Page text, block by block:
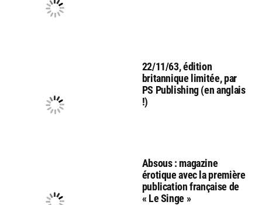
22/11/63, édition
britannique limitée, par
PS Publishing (en anglais
!)
Absous : magazine
érotique avec la première
publication française de
« Le Singe »